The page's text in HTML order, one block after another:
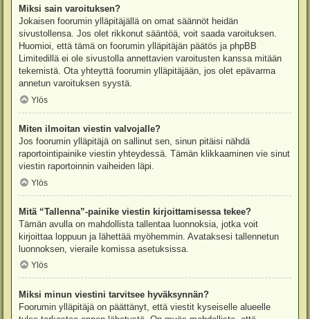
Miksi sain varoituksen?
Jokaisen foorumin ylläpitäjällä on omat säännöt heidän
sivustollensa. Jos olet rikkonut sääntöä, voit saada varoituksen.
Huomioi, että tämä on foorumin ylläpitäjän päätös ja phpBB
Limitedillä ei ole sivustolla annettavien varoitusten kanssa mitään
tekemistä. Ota yhteyttä foorumin ylläpitäjään, jos olet epävarma
annetun varoituksen syystä.
Ylös
Miten ilmoitan viestin valvojalle?
Jos foorumin ylläpitäjä on sallinut sen, sinun pitäisi nähdä
raportointipainike viestin yhteydessä. Tämän klikkaaminen vie sinut
viestin raportoinnin vaiheiden läpi.
Ylös
Mitä “Tallenna”-painike viestin kirjoittamisessa tekee?
Tämän avulla on mahdollista tallentaa luonnoksia, jotka voit
kirjoittaa loppuun ja lähettää myöhemmin. Avataksesi tallennetun
luonnoksen, vieraile komissa asetuksissa.
Ylös
Miksi minun viestini tarvitsee hyväksynnän?
Foorumin ylläpitäjä on päättänyt, että viestit kyseiselle alueelle